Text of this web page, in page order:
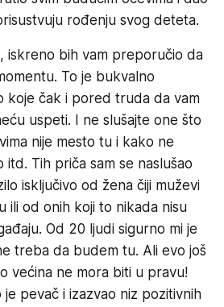
rođenju svog deteta.
iskreno bih vam preporučio da
To je bukvalno
koje čak i pored truda da vam
uspeti. I ne slušajte one što
nije mesto tu i kako ne
Tih priča sam se naslušao
isključivo od žena čiji muževi
ili od onih koji to nikada nisu
Od 20 ljudi sigurno mi je
treba da budem tu. Ali evo još
većina ne mora biti u pravu!
pevač i izazvao niz pozitivnih